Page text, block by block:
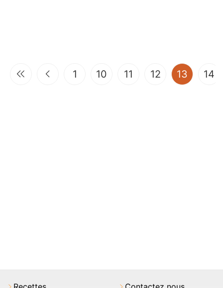
1 10 11 12 13 14